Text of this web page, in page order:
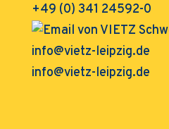
+49 (0) 341 24592-0
info@vietz-leipzig.de